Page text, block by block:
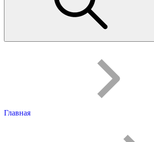
Главная